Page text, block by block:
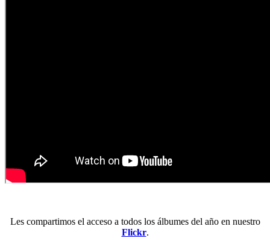
Les compartimos el acceso a todos los álbumes del año en nuestro
Flickr.